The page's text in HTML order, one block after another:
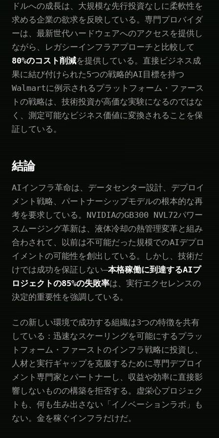
ドルへの成長は、大規模な先行投資なしに柔軟性を
求める企業の欲求を反映している。専門プロバイダ
ーは、最新世代ハードウェアへのアクセスを提供し
ながら、レガシーインフラアプローチと比較して
80%のコスト削減を提供している。直接ビジネス成
果に結び付けられた5つの戦略的AI目標を持つ
Walmartに例示されるプラットフォーム・ファース
トの戦略は、技術投資が高価な実験になるのではな
く、測定可能なビジネス価値に変換されることを保
証している。
結論
AIインフラ革命は、データセンター設計、デプロイ
メント戦略、パートナーシップモデルの根本的な再
考を要求している。NVIDIAのGB300 NVL72パワー
スムージング革新は、液体冷却の熱管理変革と組み
合わされて、以前は不可能だった規模でのAIデプロ
イメントの可能性を創出している。しかし、技術だ
けでは成功を保証しない—本格稼働に到達するAIプ
ロジェクトの85%の失敗率は、実行エクセレンスの
決定的重要性を強調している。
この新しい環境で成功する組織は3つの特徴を共有
している：迅速なスケーリングを可能にするプラッ
トフォーム・ファーストのインフラ戦略に投資し、
人材と実行ギャップを克服するために専門デプロイ
メント専門家とパートナーし、収益や効率に直接影
響しないものの構築を拒否する。虚栄心プロジェク
トも、何も生み出さない「イノベーションラボ」も
ない。金を稼ぐインフラだけだ。